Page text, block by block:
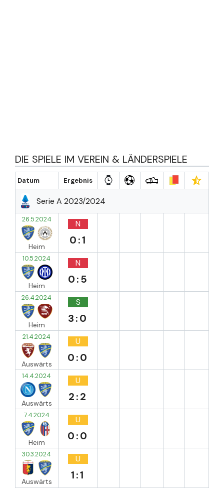
DIE SPIELE IM VEREIN & LÄNDERSPIELE
Datum Ergebnis
Serie A 2023/2024
26.5.2024
Heim
N
0:1
10.5.2024
Heim
N
0:5
26.4.2024
Heim
S
3:0
21.4.2024
Auswärts
U
0:0
14.4.2024
Auswärts
U
2:2
7.4.2024
Heim
U
0:0
30.3.2024
Auswärts
U
1:1